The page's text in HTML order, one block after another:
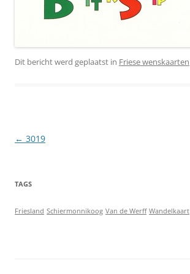
Dit bericht werd geplaatst in Friese wenskaarten
Berichtnavigatie
← 3019
TAGS
Friesland Schiermonnikoog Van de Werff Wandelkaart